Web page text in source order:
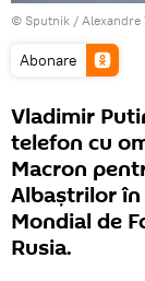
© Sputnik / Alexandre
Abonare
Vladimir
telefon cu
Macron
Albaştrilor
Mondial de
Rusia.